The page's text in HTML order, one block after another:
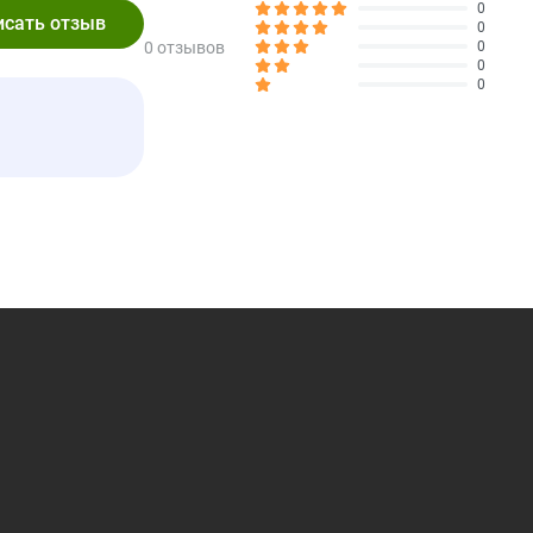
отсутствует. Хранить в месте, недоступном для детей.
точности при размещении информации о продукции и ее
производителями, касающиеся упаковки или
до того, как они будут опубликованы на сайте. Мы
0 отзывов
0
0
0
0
0